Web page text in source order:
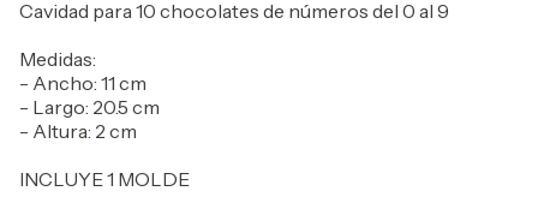
Cavidad para 10 chocolates de números del 0 al 9
Medidas:
- Ancho: 11 cm
- Largo: 20.5 cm
- Altura: 2 cm
INCLUYE 1 MOLDE